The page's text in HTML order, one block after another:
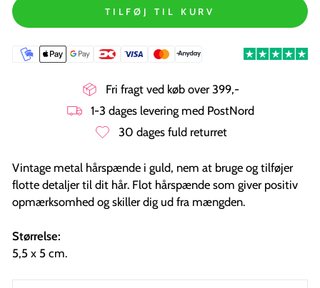
TILFØJ TIL KURV
Fri fragt ved køb over 399,-
1-3 dages levering med PostNord
30 dages fuld returret
Vintage metal hårspænde i guld, nem at bruge og tilføjer
flotte detaljer til dit hår. Flot hårspænde som giver positiv
opmærksomhed og skiller dig ud fra mængden.
Størrelse:
5,5 x 5 cm.